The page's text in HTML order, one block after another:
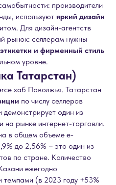
производители
используют яркий дизайн
Для дизайн-агентств
рынок: селлерам нужны
и фирменный стиль
уровне.
Татарстан)
хаб Поволжья. Татарстан
по числу селлеров
демонстрирует один из
рынке интернет-торговли.
в общем объеме e-
до 2,56% – это один из
по стране. Количество
ежегодно
темпами (в 2023 году +53%